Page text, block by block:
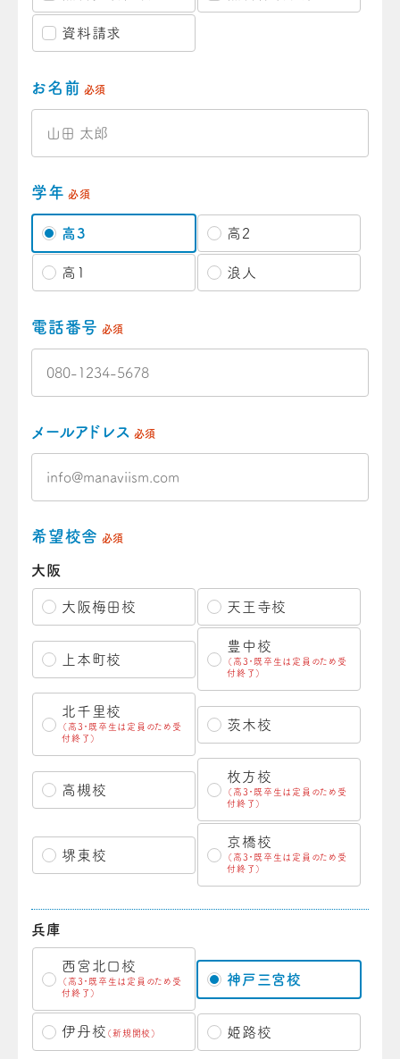
資料請求
お名前 必須
学年 必須
高3 高2
高1 浪人
電話番号 必須
メールアドレス 必須
希望校舎 必須
大阪
大阪梅田校 天王寺校
上本町校
豊中校
（高3・既卒生は定員のため受
付終了）
北千里校
（高3・既卒生は定員のため受
付終了）
茨木校
高槻校
枚方校
（高3・既卒生は定員のため受
付終了）
堺東校
京橋校
（高3・既卒生は定員のため受
付終了）
兵庫
西宮北口校
（高3・既卒生は定員のため受
付終了）
神戸三宮校
伊丹校 （新規開校） 姫路校